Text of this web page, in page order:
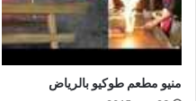
منيو مطعم طوكيو بالرياض